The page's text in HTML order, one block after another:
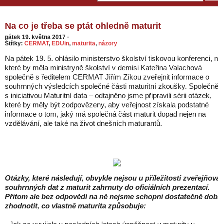
Na co je třeba se ptát ohledně maturit
pátek 19. května 2017 ·
Štítky: CERMAT, EDUin, maturita, názory
Na pátek 19. 5. ohlásilo ministerstvo školství tiskovou konferenci,
které by měla ministryně školství v demisi Kateřina Valachová
společně s ředitelem CERMAT Jiřím Zíkou zveřejnit informace o
souhrnných výsledcích společné části maturitní zkoušky. Společně
s iniciativou Maturitní data – odtajněno jsme připravili sérii otázek,
které by měly být zodpovězeny, aby veřejnost získala podstatné
informace o tom, jaký má společná část maturit dopad nejen na
vzdělávání, ale také na život dnešních maturantů.
Otázky, které následují, obvykle nejsou u příležitosti
souhrnných dat z maturit zahrnuty do oficiálních prezentací.
Přitom ale bez odpovědí na ně nejsme schopni dostatečně
zhodnotit, co vlastně maturita způsobuje: